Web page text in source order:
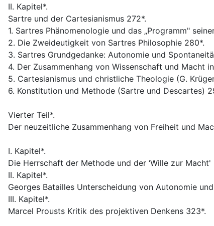
II. Kapitel*.
Sartre und der Cartesianismus 272*.
1. Sartres Phänomenologie und das „Programm"
2. Die Zweideutigkeit von Sartres Philosophie 280*.
3. Sartres Grundgedanke: Autonomie und
4. Der Zusammenhang von Wissenschaft und Macht
5. Cartesianismus und christliche Theologie (G.
6. Konstitution und Methode (Sartre und Descartes)
Vierter Teil*.
Der neuzeitliche Zusammenhang von Freiheit und
I. Kapitel*.
Die Herrschaft der Methode und der ‘Wille zur Macht'
II. Kapitel*.
Georges Batailles Unterscheidung von Autonomie
III. Kapitel*.
Marcel Prousts Kritik des projektiven Denkens 323*.